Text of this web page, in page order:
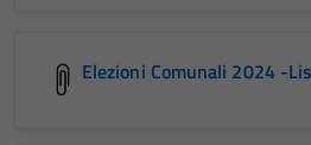
Elezioni Comunali 2024 -